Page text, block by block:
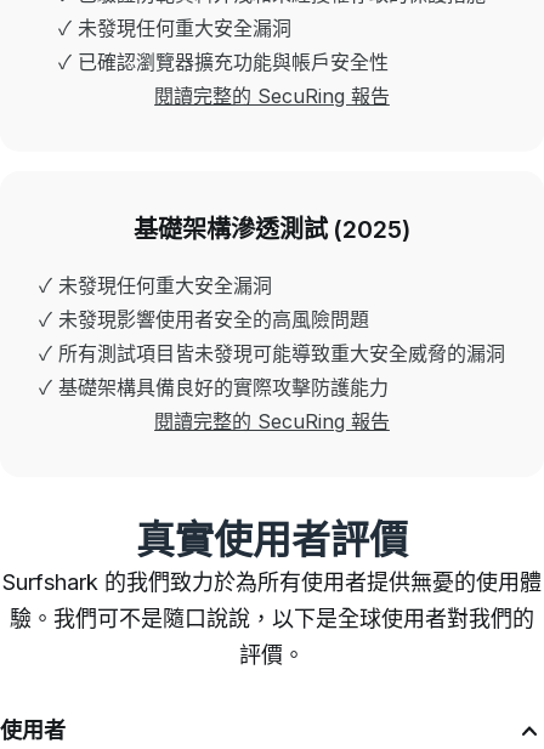
✓ 未發現任何重大安全漏洞
✓ 已確認瀏覽器擴充功能與帳戶安全性
閱讀完整的 SecuRing 報告
基礎架構滲透測試 (2025)
✓ 未發現任何重大安全漏洞
✓ 未發現影響使用者安全的高風險問題
✓ 所有測試項目皆未發現可能導致重大安全威脅的漏洞
✓ 基礎架構具備良好的實際攻擊防護能力
閱讀完整的 SecuRing 報告
真實使用者評價
Surfshark 的我們致力於為所有使用者提供無憂的使用體
驗。我們可不是隨口說說，以下是全球使用者對我們的
評價。
使用者